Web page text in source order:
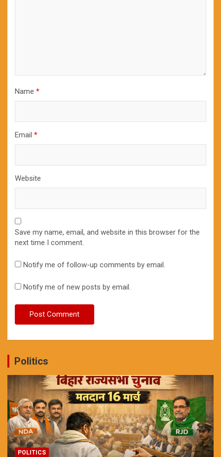
Name *
Email *
Website
Save my name, email, and website in this browser for the
next time I comment.
Notify me of follow-up comments by email.
Notify me of new posts by email.
Politics
POLITICS